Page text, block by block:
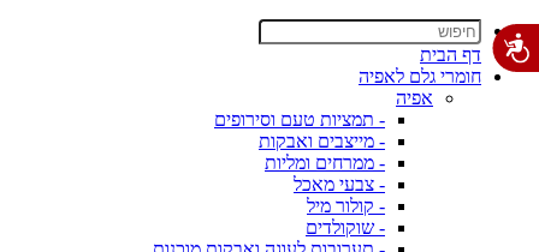
דף הבית
חומרי גלם לאפיה
אפיה
- תמציות טעם וסירופים
- מייצבים ואבקות
- ממרחים ומליות
- צבעי מאכל
- קולור מיל
- שוקולדים